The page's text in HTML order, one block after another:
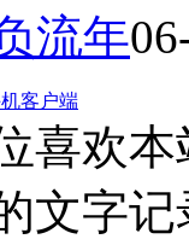
流年
客户端
喜欢
文字